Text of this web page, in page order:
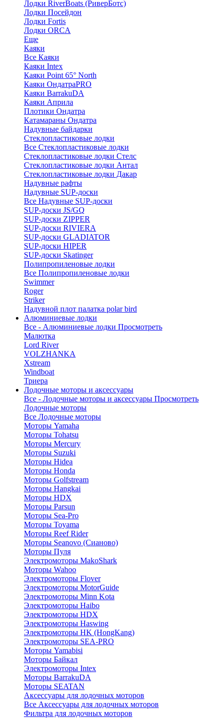
Лодки RiverBoats (РиверБотс)
Лодки Посейдон
Лодки Fortis
Лодки ORCA
Еще
Каяки
Все Каяки
Каяки Intex
Каяки Point 65° North
Каяки ОндатраPRO
Каяки BarrakuDA
Каяки Априла
Плотики Ондатра
Катамараны Ондатра
Надувные байдарки
Стеклопластиковые лодки
Все Стеклопластиковые лодки
Стеклопластиковые лодки Стелс
Стеклопластиковые лодки Антал
Стеклопластиковые лодки Дакар
Надувные рафты
Надувные SUP-доски
Все Надувные SUP-доски
SUP-доски JS/GQ
SUP-доски ZIPPER
SUP-доски RIVIERA
SUP-доски GLADIATOR
SUP-доски HIPER
SUP-доски Skatinger
Полипропиленовые лодки
Все Полипропиленовые лодки
Swimmer
Roger
Striker
Надувной плот палатка polar bird
Алюминиевые лодки
Все - Алюминиевые лодки Просмотреть
Малютка
Lord River
VOLZHANKA
Xstream
Windboat
Триера
Лодочные моторы и аксессуары
Все - Лодочные моторы и аксессуары Просмотреть
Лодочные моторы
Все Лодочные моторы
Моторы Yamaha
Моторы Tohatsu
Моторы Mercury
Моторы Suzuki
Моторы Hidea
Моторы Honda
Моторы Golfstream
Моторы Hangkai
Моторы HDX
Моторы Parsun
Моторы Sea-Pro
Моторы Toyama
Моторы Reef Rider
Моторы Seanovo (Сианово)
Моторы Пуля
Электромоторы MakoShark
Моторы Wahoo
Электромоторы Flover
Электромоторы MotorGuide
Электромоторы Minn Kota
Электромоторы Haibo
Электромоторы HDX
Электромоторы Haswing
Электромоторы HK (HongKang)
Электромоторы SEA-PRO
Моторы Yamabisi
Моторы Байкал
Электромоторы Intex
Моторы BarrakuDA
Моторы SEATAN
Аксессуары для лодочных моторов
Все Аксессуары для лодочных моторов
Фильтра для лодочных моторов